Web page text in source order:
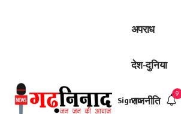
अपराध
देश-दुनिया
राजनीति
Sign In
9